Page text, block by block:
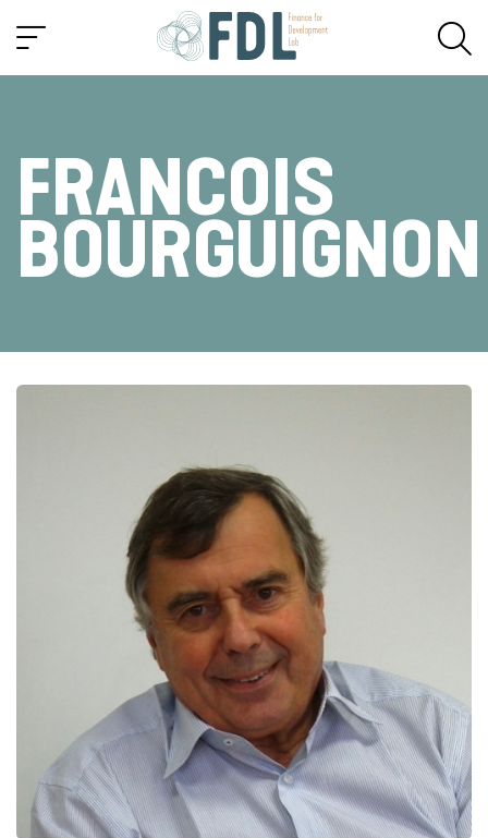
FRANCOIS
BOURGUIGNON